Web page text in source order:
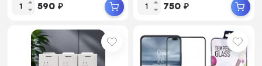
590 ₽ 750 ₽